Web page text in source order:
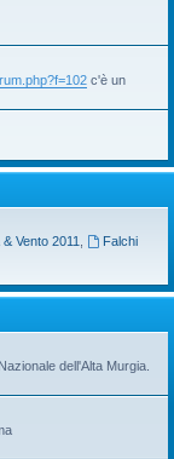
c'è un
& Vento 2011
Falchi
dell'Alta Murgia.